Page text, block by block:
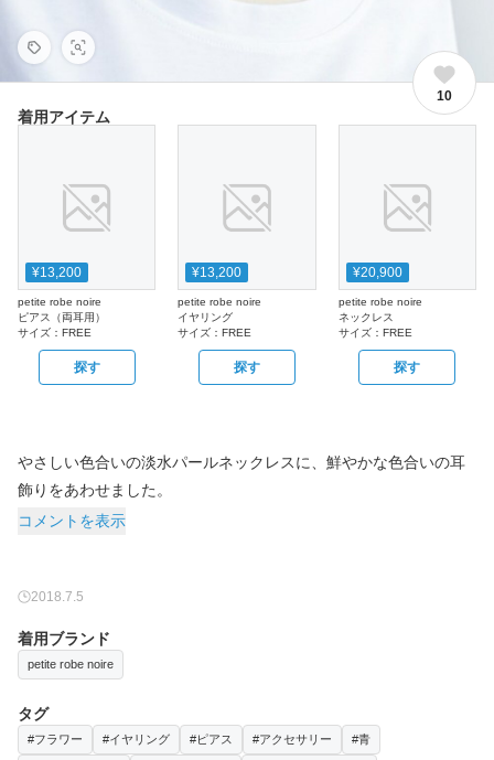
10
着用アイテム
¥13,200
petite robe noire
ピアス（両耳用）
サイズ： FREE
探す
¥13,200
petite robe noire
イヤリング
サイズ：FREE
探す
¥20,900
petite robe noire
ネックレス
サイズ： FREE
探す
やさしい色合いの淡水パールネックレスに、鮮やかな色合いの耳
飾りをあわせました。
コメントを表示
2018.7.5
着用ブランド
petite robe noire
タグ
#フラワー #イヤリング #ピアス #アクセサリー #青